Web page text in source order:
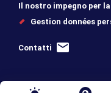
Il nostro impegno per
Gestion données
Contatti